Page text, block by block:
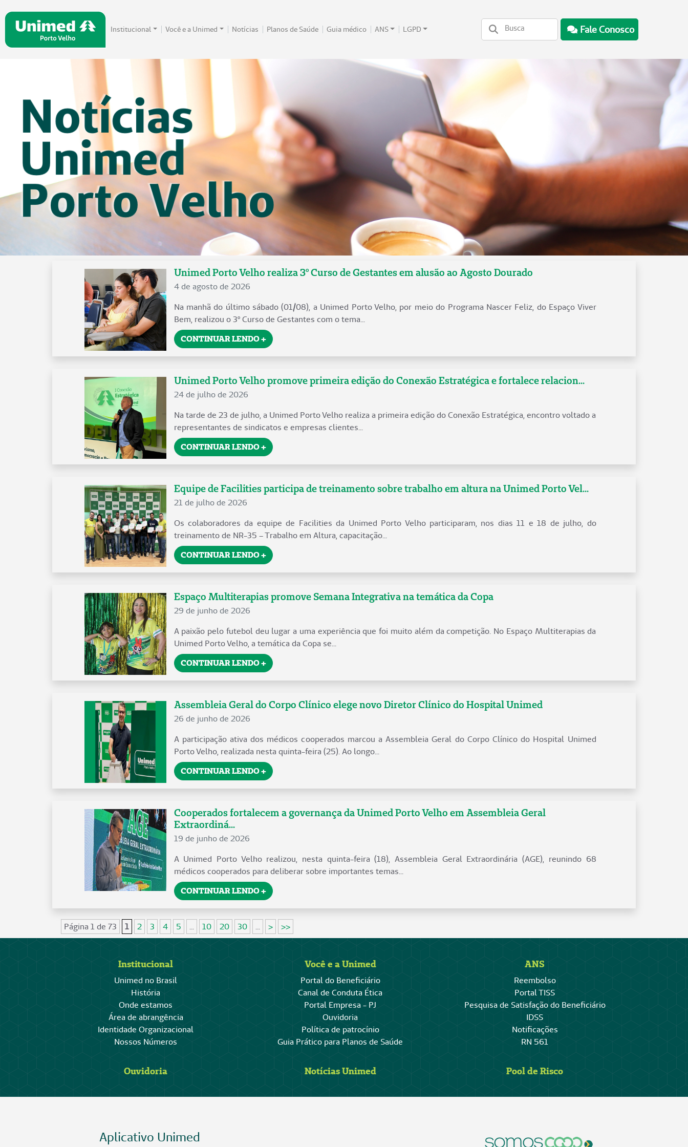
Institucional Você e a Unimed Notícias Planos de Saúde Guia médico ANS LGPD Fale Conosco
Unimed Porto Velho realiza 3º Curso de Gestantes em alusão ao Agosto Dourado
4 de agosto de 2026
Na manhã do último sábado (01/08), a Unimed Porto Velho, por meio do Programa Nascer Feliz, do Espaço Viver
Bem, realizou o 3º Curso de Gestantes com o tema...
CONTINUAR LENDO +
Unimed Porto Velho promove primeira edição do Conexão Estratégica e fortalece relacion...
24 de julho de 2026
Na tarde de 23 de julho, a Unimed Porto Velho realiza a primeira edição do Conexão Estratégica, encontro voltado a
representantes de sindicatos e empresas clientes...
CONTINUAR LENDO +
Equipe de Facilities participa de treinamento sobre trabalho em altura na Unimed Porto Vel...
21 de julho de 2026
Os colaboradores da equipe de Facilities da Unimed Porto Velho participaram, nos dias 11 e 18 de julho, do
treinamento de NR-35 – Trabalho em Altura, capacitação...
CONTINUAR LENDO +
Espaço Multiterapias promove Semana Integrativa na temática da Copa
29 de junho de 2026
A paixão pelo futebol deu lugar a uma experiência que foi muito além da competição. No Espaço Multiterapias da
Unimed Porto Velho, a temática da Copa se...
CONTINUAR LENDO +
Assembleia Geral do Corpo Clínico elege novo Diretor Clínico do Hospital Unimed
26 de junho de 2026
A participação ativa dos médicos cooperados marcou a Assembleia Geral do Corpo Clínico do Hospital Unimed
Porto Velho, realizada nesta quinta-feira (25). Ao longo...
CONTINUAR LENDO +
Cooperados fortalecem a governança da Unimed Porto Velho em Assembleia Geral
Extraordiná...
19 de junho de 2026
A Unimed Porto Velho realizou, nesta quinta-feira (18), Assembleia Geral Extraordinária (AGE), reunindo 68
médicos cooperados para deliberar sobre importantes temas...
CONTINUAR LENDO +
Página 1 de 73 1 2 3 4 5 ... 10 20 30 ... > >>
Institucional
Unimed no Brasil
História
Onde estamos
Área de abrangência
Identidade Organizacional
Nossos Números
Você e a Unimed
Portal do Beneficiário
Canal de Conduta Ética
Portal Empresa - PJ
Ouvidoria
Política de patrocínio
Guia Prático para Planos de Saúde
ANS
Reembolso
Portal TISS
Pesquisa de Satisfação do Beneficiário
IDSS
Notificações
RN 561
Ouvidoria Notícias Unimed Pool de Risco
Aplicativo Unimed